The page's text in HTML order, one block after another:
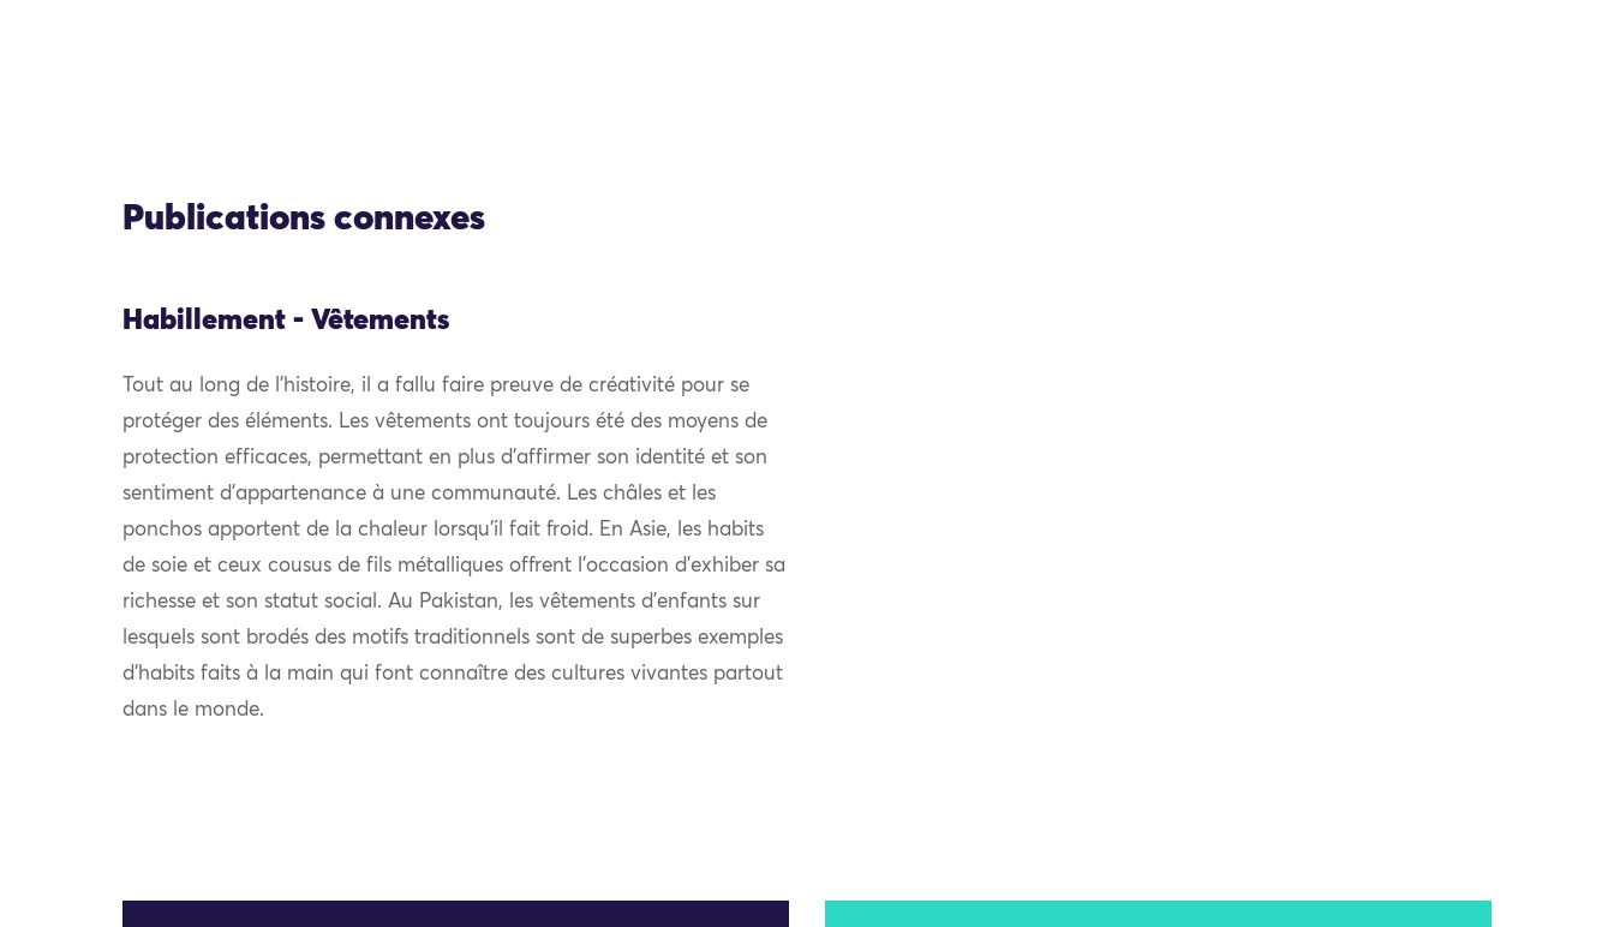
Publications connexes
Habillement - Vêtements
Tout au long de l’histoire, il a fallu faire preuve de créativité pour se
protéger des éléments. Les vêtements ont toujours été des moyens de
protection efficaces, permettant en plus d’affirmer son identité et son
sentiment d’appartenance à une communauté. Les châles et les
ponchos apportent de la chaleur lorsqu’il fait froid. En Asie, les habits
de soie et ceux cousus de fils métalliques offrent l’occasion d’exhiber sa
richesse et son statut social. Au Pakistan, les vêtements d’enfants sur
lesquels sont brodés des motifs traditionnels sont de superbes exemples
d’habits faits à la main qui font connaître des cultures vivantes partout
dans le monde.